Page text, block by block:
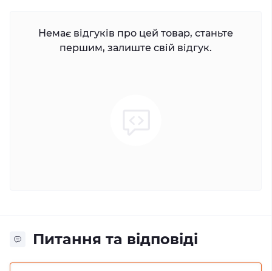
Немає відгуків про цей товар, станьте
першим, залиште свій відгук.
Питання та відповіді